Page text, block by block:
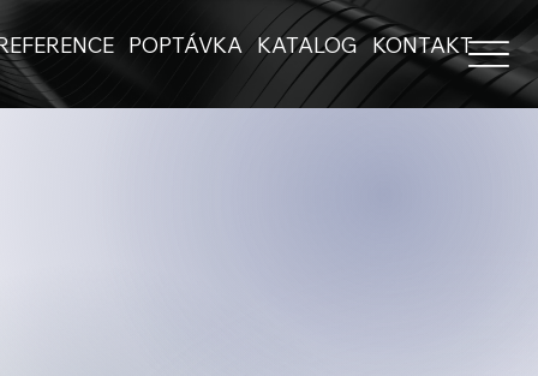
POPTÁVKA KATALOG KONTAKT